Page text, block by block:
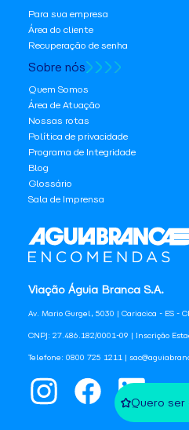
Quero ser
Viação Águia Branca S.A.
Av. Mario Gurgel, 5030 | Cariacica - ES -
CNPJ: 27.486.182/0001-09 | Inscrição
Telefone: 0800 725 1211 |
Para sua empresa
Área do cliente
Recuperação de senha
Sobre nós
Quem Somos
Área de Atuação
Nossas rotas
Política de privacidade
Programa de Integridade
Blog
Glossário
Sala de Imprensa